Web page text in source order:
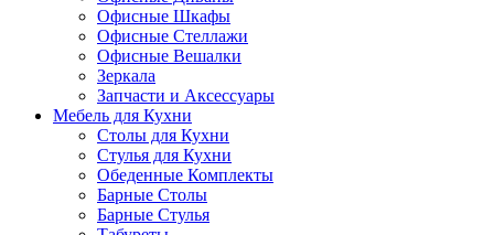
Офисные Шкафы
Офисные Стеллажи
Офисные Вешалки
Зеркала
Запчасти и Аксессуары
Мебель для Кухни
Столы для Кухни
Стулья для Кухни
Обеденные Комплекты
Барные Столы
Барные Стулья